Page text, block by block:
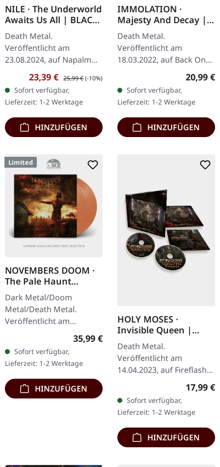
NILE · The Underworld
Awaits Us All | BLACK
2LP
Death Metal.
Veröffentlicht am
23.08.2024, auf Napalm
Records. Schwarzes
Doppel-Vinyl im Gatefold-
Cover. "The Underworld
Awaits Us All" ist ein…
Verkaufspreis:
23,39 € Regulärer Preis:
25,99 €(-10%)
Sofort verfügbar,
Lieferzeit: 1-2 Werktage
HINZUFÜGEN
IMMOLATION ·
Majesty And Decay |
BLACK LP
Death Metal.
Veröffentlicht am
18.03.2022, auf Back On
Black. Schwarzes Vinyl im
Immolation liefern mit
"Majesty And Decay"
einen…
20,99 €
Sofort verfügbar,
Lieferzeit: 1-2 Werktage
HINZUFÜGEN
Limited
NOVEMBERS DOOM ·
The Pale Haunt
Departure |
GOLD/OXBLOOD 2LP
Dark Metal/Doom
Metal/Death Metal.
Veröffentlicht am
19.09.2025, auf Prophecy
Gold/Blutrotes Doppel-
Vinyl im Gatefold Cover
mit…
Regulärer Preis:
35,99 €
Sofort verfügbar,
Lieferzeit: 1-2 Werktage
HINZUFÜGEN
HOLY MOSES ·
Invisible Queen |
DIGIPAK 2CD
Death Metal.
Veröffentlicht am
14.04.2023, auf Fireflash
Records. Limitiertes
DigiPak mit Album--CD
und Bonus-CD. Die
deutschen…
17,99 €
Sofort verfügbar,
Lieferzeit: 1-2 Werktage
HINZUFÜGEN